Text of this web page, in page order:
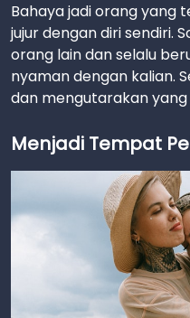
Bahaya jadi orang yang
jujur dengan diri sendiri.
orang lain dan selalu
nyaman dengan kalian.
dan mengutarakan
Menjadi Tempat